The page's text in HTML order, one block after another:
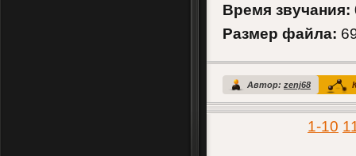
Время звучания:
Размер файла:
Автор: zenj68
1-10